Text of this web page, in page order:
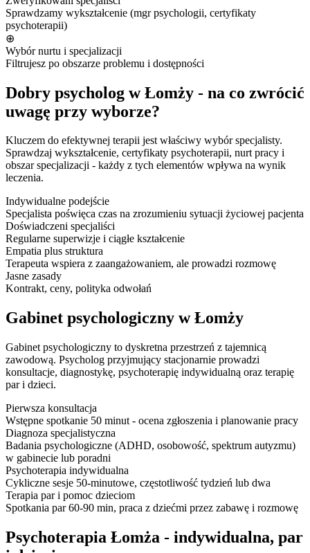
Sprawdzamy wykształcenie (mgr psychologii, certyfikaty
psychoterapii)
⊕
Wybór nurtu i specjalizacji
Filtrujesz po obszarze problemu i dostępności
Dobry psycholog w Łomży - na co zwrócić
uwagę przy wyborze?
Kluczem do efektywnej terapii jest właściwy wybór specjalisty.
Sprawdzaj wykształcenie, certyfikaty psychoterapii, nurt pracy i
obszar specjalizacji - każdy z tych elementów wpływa na wynik
leczenia.
Indywidualne podejście
Specjalista poświęca czas na zrozumieniu sytuacji życiowej pacjenta
Doświadczeni specjaliści
Regularne superwizje i ciągłe kształcenie
Empatia plus struktura
Terapeuta wspiera z zaangażowaniem, ale prowadzi rozmowę
Jasne zasady
Kontrakt, ceny, polityka odwołań
Gabinet psychologiczny w Łomży
Gabinet psychologiczny to dyskretna przestrzeń z tajemnicą
zawodową. Psycholog przyjmujący stacjonarnie prowadzi
konsultacje, diagnostykę, psychoterapię indywidualną oraz terapię
par i dzieci.
Pierwsza konsultacja
Wstępne spotkanie 50 minut - ocena zgłoszenia i planowanie pracy
Diagnoza specjalistyczna
Badania psychologiczne (ADHD, osobowość, spektrum autyzmu)
w gabinecie lub poradni
Psychoterapia indywidualna
Cykliczne sesje 50-minutowe, częstotliwość tydzień lub dwa
Terapia par i pomoc dzieciom
Spotkania par 60-90 min, praca z dziećmi przez zabawę i rozmowę
Psychoterapia Łomża - indywidualna, par